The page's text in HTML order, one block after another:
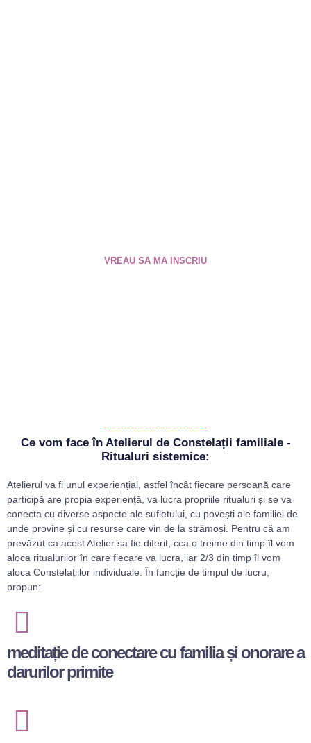
VREAU SA MA INSCRIU
Ce vom face în Atelierul de Constelații familiale -
Ritualuri sistemice:
Atelierul va fi unul experiențial, astfel încât fiecare persoană care
participă are propia experiență, va lucra propriile ritualuri și se va
conecta cu diverse aspecte ale sufletului, cu povești ale familiei de
unde provine și cu resurse care vin de la strămoși. Pentru că am
prevăzut ca acest Atelier sa fie diferit, cca o treime din timp îl vom
aloca ritualurilor în care fiecare va lucra, iar 2/3 din timp îl vom
aloca Constelațiilor individuale. În funcție de timpul de lucru,
propun:
meditație de conectare cu familia și onorare a
darurilor primite